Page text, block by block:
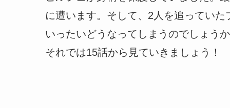
に遭います。そして、2人を追ってい
いったいどうなってしまうのでしょう
それでは15話から見ていきましょう！